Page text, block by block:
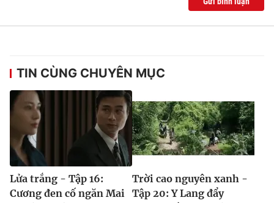
TIN CÙNG CHUYÊN MỤC
Lửa trắng - Tập 16:
Cương đen cố ngăn Mai
Trời cao nguyên xanh -
Tập 20: Y Lang đẩy